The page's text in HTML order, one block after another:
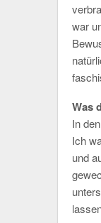
war
Was
In
Ich
und